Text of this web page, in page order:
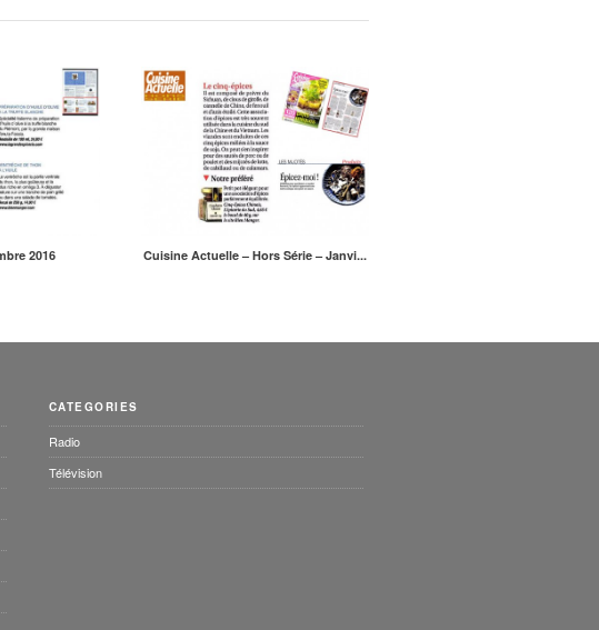
2016 Cuisine Actuelle – Hors Série – Janvi...
CATEGORIES
Radio
Télévision